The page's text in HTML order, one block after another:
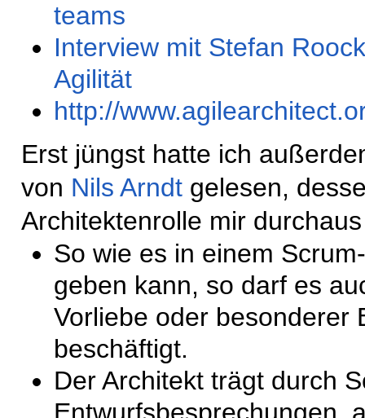
teams
Interview mit Stefan
Agilität
http://
Erst jüngst hatte ich
von Nils Arndt gelesen,
Architektenrolle mir
So wie es in einem
geben kann, so darf es
Vorliebe oder besonderer
beschäftigt.
Der Architekt trägt durch